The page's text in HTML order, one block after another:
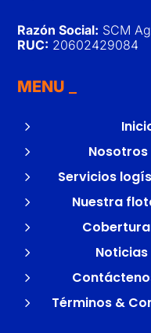
Razón Social: SCM
RUC: 20602429084
MENU
5
5 Nosotros
5 Servicios
5 Nuestra
5 Cobertura
5 Noticias
5
5 Términos &